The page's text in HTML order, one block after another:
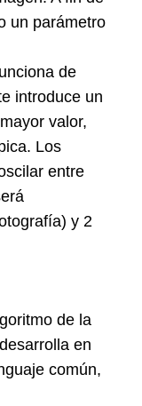
un parámetro
de
introduce un
valor,
Los
entre
y 2
de la
en
común,